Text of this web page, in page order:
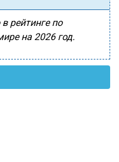
рейтинге по
на 2026 год.